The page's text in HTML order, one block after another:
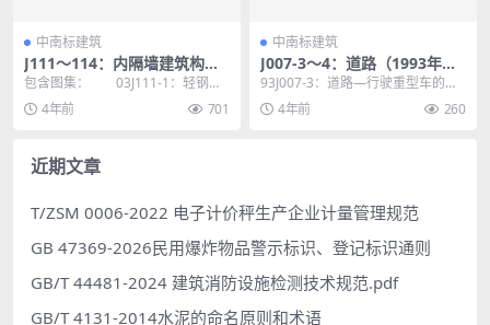
中南标建筑
J111～114：内隔墙建筑构造
（2012年合订本）
包含图集： 03J111-1：轻钢龙
骨内隔墙 本图集适用于新建、
改建、扩建的...
4年前 701
中南标建筑
J007-3～4：道路（1993年合
订本）
93J007-3：道路—行驶重型车的柔
性路面 本图集适用于工业与民
用建筑小区道...
4年前 260
近期文章
T/ZSM 0006-2022 电子计价秤生产企业计量管理规范
GB 47369-2026民用爆炸物品警示标识、登记标识通则
GB/T 44481-2024 建筑消防设施检测技术规范.pdf
GB/T 4131-2014水泥的命名原则和术语